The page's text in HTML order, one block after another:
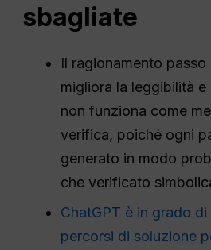
sbagliate
Il ragionamento
migliora la leggibilità
non funziona come
verifica, poiché ogni
generato in modo
che verificato
ChatGPT è in grado
percorsi di soluzione